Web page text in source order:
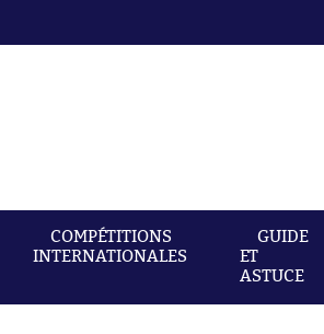
COMPÉTITIONS
INTERNATIONALES
GUIDE
ET
ASTUCE